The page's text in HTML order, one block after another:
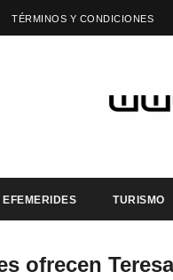
TÉRMINOS Y CONDICIONES
EFEMERIDES TURISMO
ofrecen